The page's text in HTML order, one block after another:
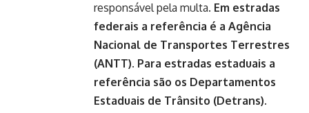
responsável pela multa. Em estradas
federais a referência é a Agência
Nacional de Transportes Terrestres
(ANTT). Para estradas estaduais a
referência são os Departamentos
Estaduais de Trânsito (Detrans).